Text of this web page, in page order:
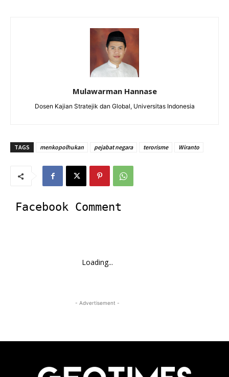
Mulawarman Hannase
Dosen Kajian Stratejik dan Global, Universitas Indonesia
TAGS menkopolhukan pejabat negara terorisme Wiranto
Facebook Comment
Loading...
- Advertisement -